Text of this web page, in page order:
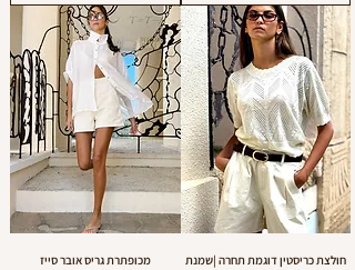
חולצת כריסטין דוגמת תחרה |שמנת
מכופתרת גריס אובר סייז